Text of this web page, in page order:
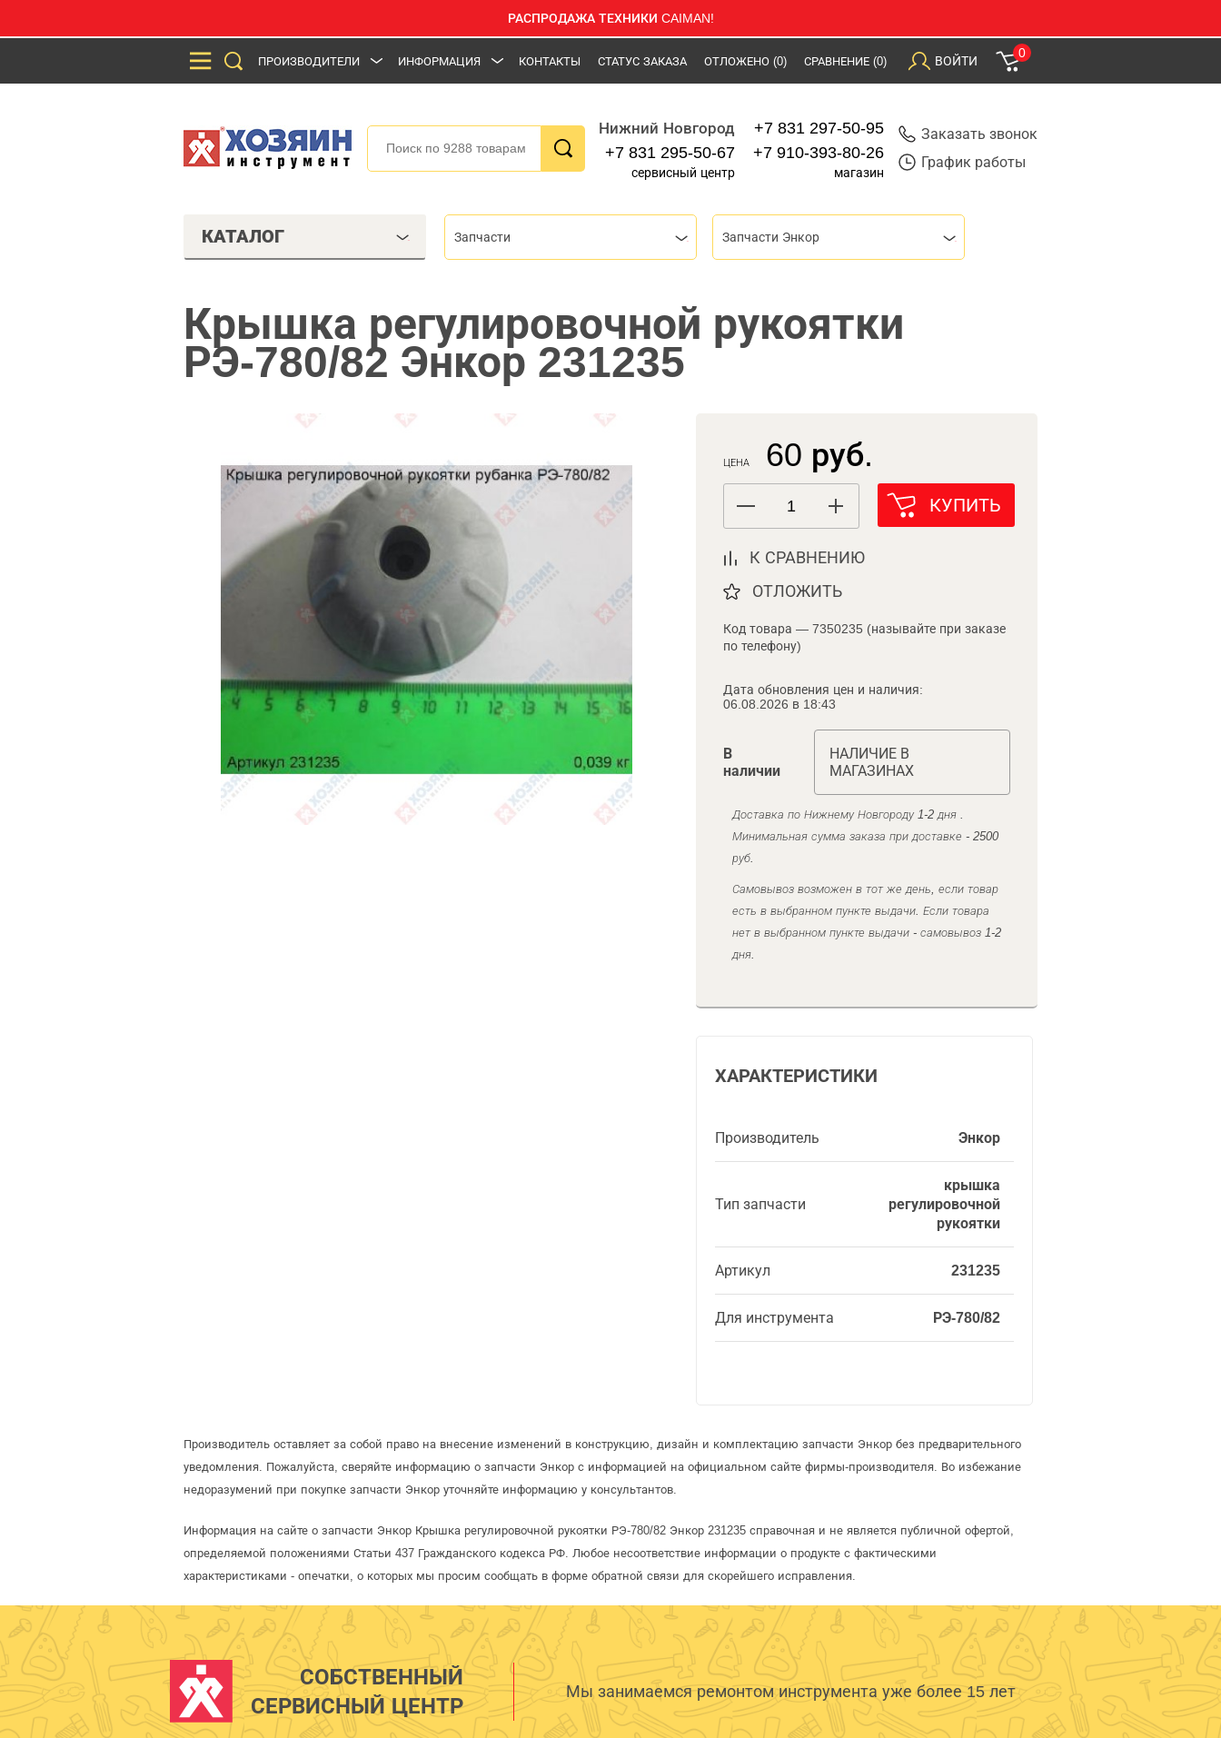
РАСПРОДАЖА ТЕХНИКИ CAIMAN!
ПРОИЗВОДИТЕЛИ ИНФОРМАЦИЯ КОНТАКТЫ СТАТУС ЗАКАЗА ОТЛОЖЕНО (0) СРАВНЕНИЕ (0) ВОЙТИ
0
Нижний Новгород
+7 831 295-50-67
сервисный центр
+7 831 297-50-95
+7 910-393-80-26
магазин
Заказать звонок
График работы
КАТАЛОГ Запчасти Запчасти Энкор
Крышка регулировочной рукоятки
РЭ-780/82 Энкор 231235
ЦЕНА 60 руб.
КУПИТЬ
К СРАВНЕНИЮ
ОТЛОЖИТЬ
Код товара — 7350235 (называйте при заказе
по телефону)
Дата обновления цен и наличия:
06.08.2026 в 18:43
В
наличии
НАЛИЧИЕ В
МАГАЗИНАХ
Доставка по Нижнему Новгороду 1-2 дня .
Минимальная сумма заказа при доставке - 2500
руб.
Самовывоз возможен в тот же день, если товар
есть в выбранном пункте выдачи. Если товара
нет в выбранном пункте выдачи - самовывоз 1-2
дня.
ХАРАКТЕРИСТИКИ
Производитель Энкор
Тип запчасти
крышка
регулировочной
рукоятки
Артикул 231235
Для инструмента РЭ-780/82
Производитель оставляет за собой право на внесение изменений в конструкцию, дизайн и комплектацию запчасти Энкор без предварительного
уведомления. Пожалуйста, сверяйте информацию о запчасти Энкор с информацией на официальном сайте фирмы-производителя. Во избежание
недоразумений при покупке запчасти Энкор уточняйте информацию у консультантов.
Информация на сайте о запчасти Энкор Крышка регулировочной рукоятки РЭ-780/82 Энкор 231235 справочная и не является публичной офертой,
определяемой положениями Статьи 437 Гражданского кодекса РФ. Любое несоответствие информации о продукте с фактическими
характеристиками - опечатки, о которых мы просим сообщать в форме обратной связи для скорейшего исправления.
СОБСТВЕННЫЙ
СЕРВИСНЫЙ ЦЕНТР
Мы занимаемся ремонтом инструмента уже более 15 лет